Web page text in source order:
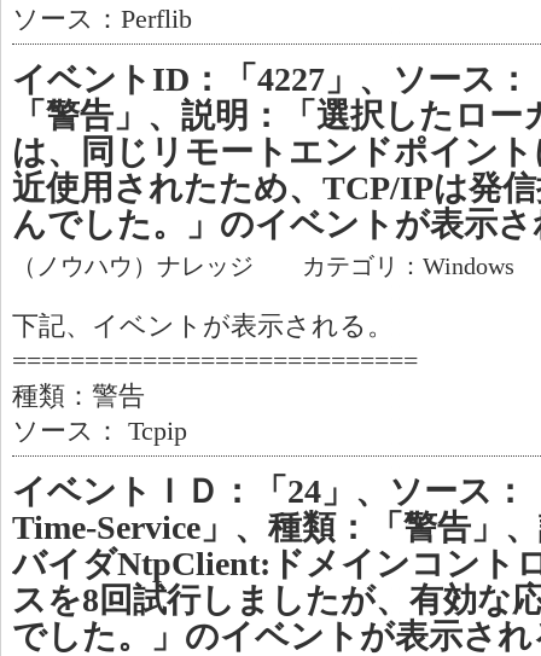
ソース：Perflib
イベントID：「4227」、ソース
「警告」、説明：「選択したロ
は、同じリモートエンドポイン
近使用されたため、TCP/IPは発
んでした。」のイベントが表示
（ノウハウ）ナレッジ カテゴリ：Windows
下記、イベントが表示される。
============================
種類：警告
ソース： Tcpip
イベントＩＤ：「24」、ソース：
Time-Service」、種類：「警告」
バイダNtpClient:ドメインコント
スを8回試行しましたが、有効な
でした。」のイベントが表示され